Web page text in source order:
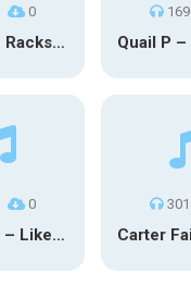
0
3Breezy – Racks On You
169
0
The Game – Like Father Like Daughter
301